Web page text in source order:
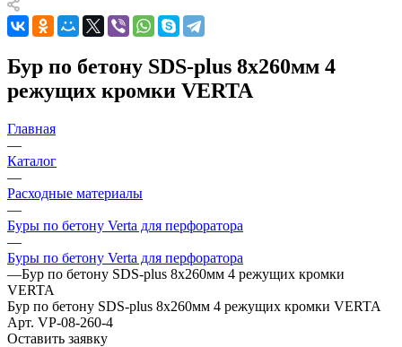
Бур по бетону SDS-plus 8x260мм 4
режущих кромки VERTA
Главная
—
Каталог
—
Расходные материалы
—
Буры по бетону Verta для перфоратора
—
Буры по бетону Verta для перфоратора
—Бур по бетону SDS-plus 8x260мм 4 режущих кромки
VERTA
Бур по бетону SDS-plus 8x260мм 4 режущих кромки VERTA
Арт. VP-08-260-4
Оставить заявку